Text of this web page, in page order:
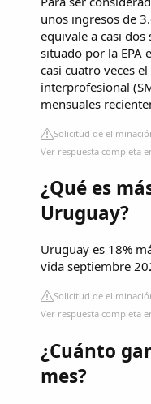
unos ingresos de
equivale a casi dos
situado por la EPA
casi cuatro veces
interprofesional
mensuales
Solicitud de
Ver respuesta completa
¿Qué es
Uruguay?
Uruguay es 18%
vida septiembre
Solicitud de
Ver respuesta completa
¿Cuánto
mes?